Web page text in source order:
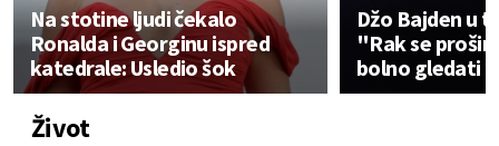
Na stotine ljudi čekalo
Ronalda i Georginu ispred
katedrale: Usledio šok
Džo Bajden u
"Rak se
bolno gledati
Život